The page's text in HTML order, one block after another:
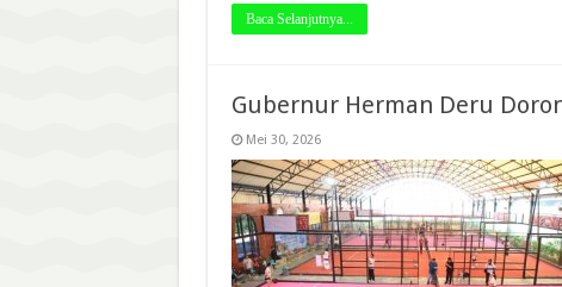
Baca Selanjutnya...
Gubernur Herman Deru
Mei 30, 2026